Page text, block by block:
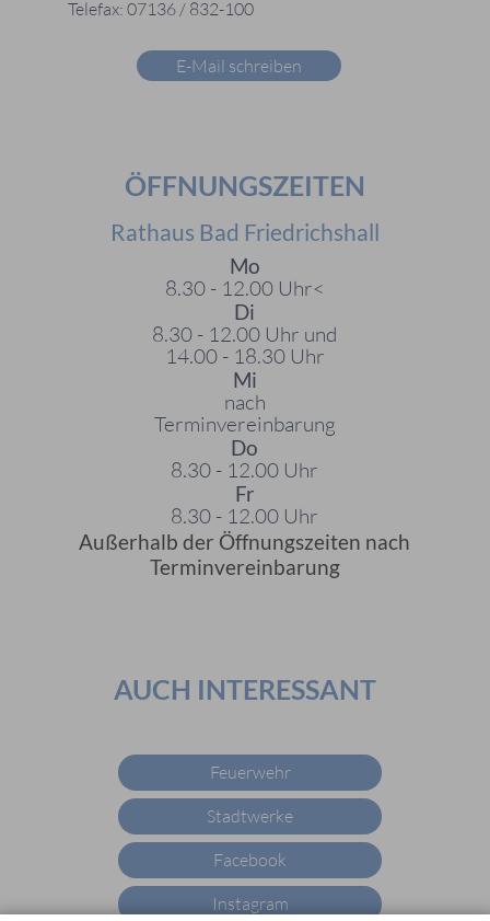
Telefax: 07136 / 832-100
E-Mail schreiben
ÖFFNUNGSZEITEN
Rathaus Bad Friedrichshall
Mo
8.30 - 12.00 Uhr<
Di
8.30 - 12.00 Uhr und
14.00 - 18.30 Uhr
Mi
nach
Terminvereinbarung
Do
8.30 - 12.00 Uhr
Fr
8.30 - 12.00 Uhr
Außerhalb der Öffnungszeiten nach
Terminvereinbarung
AUCH INTERESSANT
Feuerwehr
Stadtwerke
Facebook
Instagram